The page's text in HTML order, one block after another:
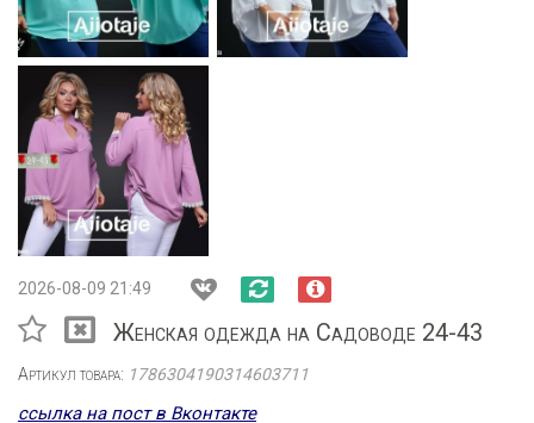
2026-08-09 21:49
Женская одежда на Садоводе 24-43
Артикул товара: 1786304190314603711
ссылка на пост в Вконтакте